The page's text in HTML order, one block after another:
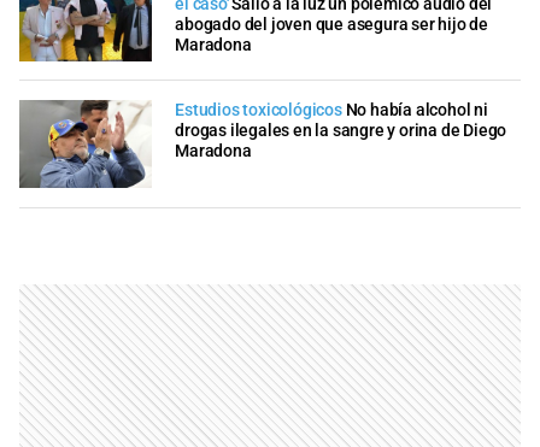
abogado del joven que asegura ser hijo de
Maradona
Estudios toxicológicos No había alcohol ni
drogas ilegales en la sangre y orina de Diego
Maradona